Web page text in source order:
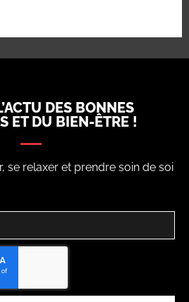
DES BONNES
ET DU BIEN-ÊTRE !
se relaxer et prendre soin de soi